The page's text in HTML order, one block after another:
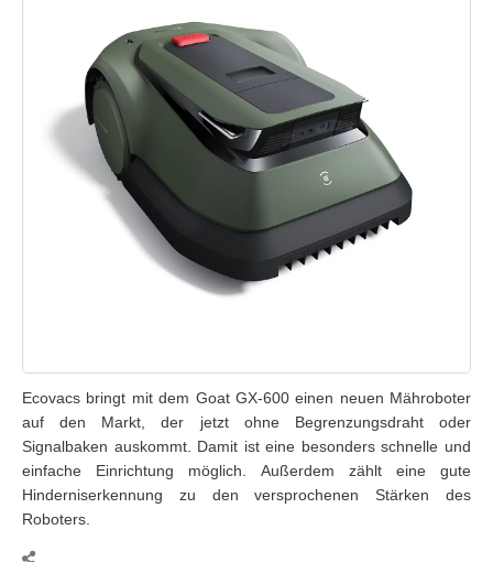
Ecovacs bringt mit dem Goat GX-600 einen neuen Mähroboter
auf den Markt, der jetzt ohne Begrenzungsdraht oder
Signalbaken auskommt. Damit ist eine besonders schnelle und
einfache Einrichtung möglich. Außerdem zählt eine gute
Hinderniserkennung zu den versprochenen Stärken des
Roboters.